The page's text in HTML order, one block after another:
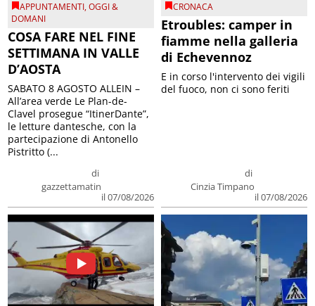
APPUNTAMENTI,OGGI &
DOMANI
COSA FARE NEL FINE
SETTIMANA IN VALLE
D’AOSTA
di
gazzettamatin
il 07/08/2026
SABATO 8 AGOSTO ALLEIN –
All’area verde Le Plan-de-
Clavel prosegue “ItinerDante”,
le letture dantesche, con la
partecipazione di Antonello
Pistritto (...
CRONACA
Etroubles: camper in
fiamme nella galleria
di Echevennoz
di
Cinzia Timpano
il 07/08/2026
E in corso l'intervento dei vigili
del fuoco, non ci sono feriti